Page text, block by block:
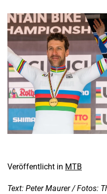
Veröffentlicht in MTB
Text: Peter Maurer / Fotos: